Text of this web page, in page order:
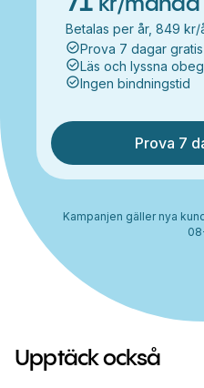
kr/månad
Betalas per år, 849 kr/
Prova 7 dagar gratis
Läs och lyssna
Ingen bindningstid
Prova 7
Kampanjen gäller nya
Upptäck också